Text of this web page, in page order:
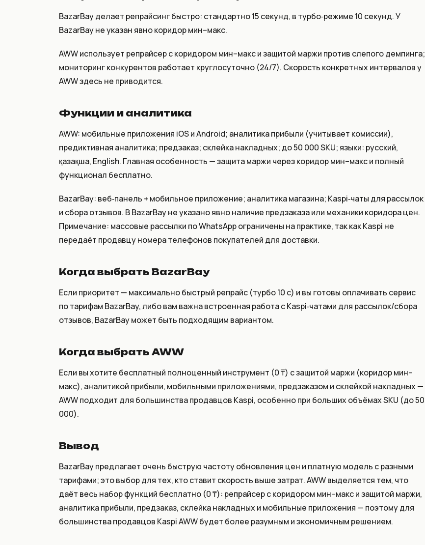
BazarBay делает репрайсинг быстро: стандартно 15 секунд, в турбо‑режиме 10 секунд. У
BazarBay не указан явно коридор мин–макс.
AWW использует репрайсер с коридором мин–макс и защитой маржи против слепого демпинга;
мониторинг конкурентов работает круглосуточно (24/7). Скорость конкретных интервалов у
AWW здесь не приводится.
Функции и аналитика
AWW: мобильные приложения iOS и Android; аналитика прибыли (учитывает комиссии),
предиктивная аналитика; предзаказ; склейка накладных; до 50 000 SKU; языки: русский,
қазақша, English. Главная особенность — защита маржи через коридор мин–макс и полный
функционал бесплатно.
BazarBay: веб‑панель + мобильное приложение; аналитика магазина; Kaspi‑чаты для рассылок
и сбора отзывов. В BazarBay не указано явно наличие предзаказа или механики коридора цен.
Примечание: массовые рассылки по WhatsApp ограничены на практике, так как Kaspi не
передаёт продавцу номера телефонов покупателей для доставки.
Когда выбрать BazarBay
Если приоритет — максимально быстрый репрайс (турбо 10 с) и вы готовы оплачивать сервис
по тарифам BazarBay, либо вам важна встроенная работа с Kaspi‑чатами для рассылок/сбора
отзывов, BazarBay может быть подходящим вариантом.
Когда выбрать AWW
Если вы хотите бесплатный полноценный инструмент (0 ₸) с защитой маржи (коридор мин–
макс), аналитикой прибыли, мобильными приложениями, предзаказом и склейкой накладных —
AWW подходит для большинства продавцов Kaspi, особенно при больших объёмах SKU (до 50
000).
Вывод
BazarBay предлагает очень быструю частоту обновления цен и платную модель с разными
тарифами; это выбор для тех, кто ставит скорость выше затрат. AWW выделяется тем, что
даёт весь набор функций бесплатно (0 ₸): репрайсер с коридором мин–макс и защитой маржи,
аналитика прибыли, предзаказ, склейка накладных и мобильные приложения — поэтому для
большинства продавцов Kaspi AWW будет более разумным и экономичным решением.